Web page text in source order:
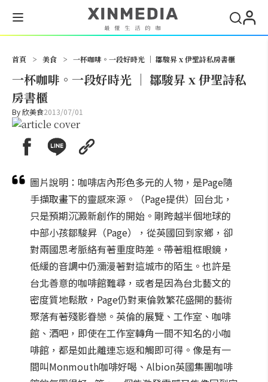
首頁 > 美食 > 一杯咖啡。一段好時光 │ 鄒駿昇 x 伊聖詩私房書櫃
一杯咖啡。一段好時光 │ 鄒駿昇 x 伊聖詩私
房書櫃
By欣美食2013/07/01
圖片說明：咖啡店內形色多元的人物，是Page隨
手擷取畫下的靈感來源。（Page提供）回台北，
只是預期沉澱新創作的開始。剛跨越半個地球的
中部小孩鄒駿昇（Page），從英國回到家鄉，卻
對兩國思考脈絡有著重度時差。帶著粗框眼鏡，
低緩的音調中仍瀰漫著對這城市的陌生。也許是
台北善意的咖啡館難尋，或者是因為台北藝文的
密度質地鬆散，Page仍對東倫敦繁花盛開的藝術
聚落有著殘影眷戀。英倫的展覽、工作室、咖啡
館、酒吧，即使在工作室轉角一間不知名的小咖
啡館，都是如此離連忘返和觸即可得。像是有一
間叫Monmouth咖啡好喝、Albion英國集團咖啡